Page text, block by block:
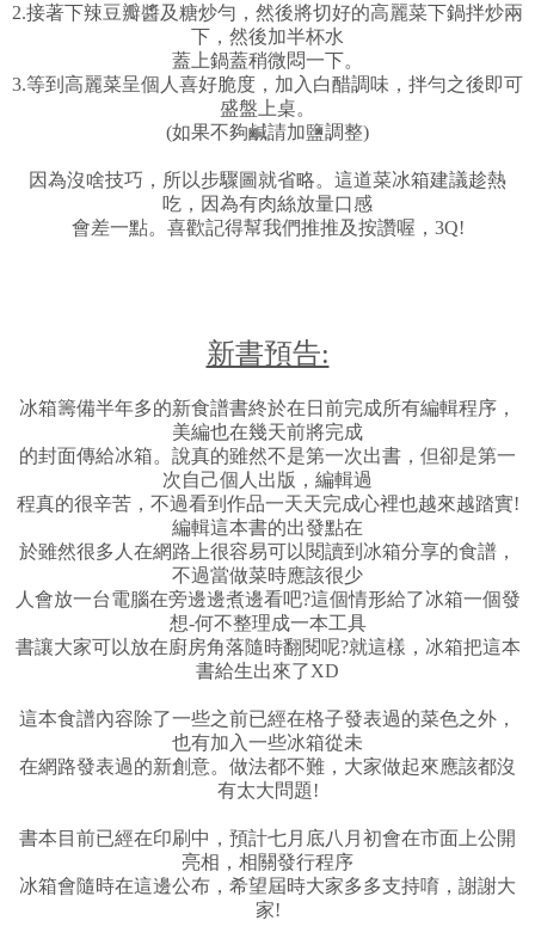
2.接著下辣豆瓣醬及糖炒勻，然後將切好的高麗菜下鍋拌炒兩
下，然後加半杯水
蓋上鍋蓋稍微悶一下。
3.等到高麗菜呈個人喜好脆度，加入白醋調味，拌勻之後即可
盛盤上桌。
(如果不夠鹹請加鹽調整)
因為沒啥技巧，所以步驟圖就省略。這道菜冰箱建議趁熱
吃，因為有肉絲放量口感
會差一點。喜歡記得幫我們推推及按讚喔，3Q!
新書預告:
冰箱籌備半年多的新食譜書終於在日前完成所有編輯程序，
美編也在幾天前將完成
的封面傳給冰箱。說真的雖然不是第一次出書，但卻是第一
次自己個人出版，編輯過
程真的很辛苦，不過看到作品一天天完成心裡也越來越踏實!
編輯這本書的出發點在
於雖然很多人在網路上很容易可以閱讀到冰箱分享的食譜，
不過當做菜時應該很少
人會放一台電腦在旁邊邊煮邊看吧?這個情形給了冰箱一個發
想-何不整理成一本工具
書讓大家可以放在廚房角落隨時翻閱呢?就這樣，冰箱把這本
書給生出來了XD
這本食譜內容除了一些之前已經在格子發表過的菜色之外，
也有加入一些冰箱從未
在網路發表過的新創意。做法都不難，大家做起來應該都沒
有太大問題!
書本目前已經在印刷中，預計七月底八月初會在市面上公開
亮相，相關發行程序
冰箱會隨時在這邊公布，希望屆時大家多多支持唷，謝謝大
家!